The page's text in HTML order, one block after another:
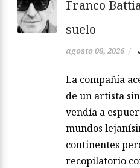
Franco
suelo
agosto 08, 2026 /
La compañía
de un artista
vendía a
mundos
continentes
recopilatorio